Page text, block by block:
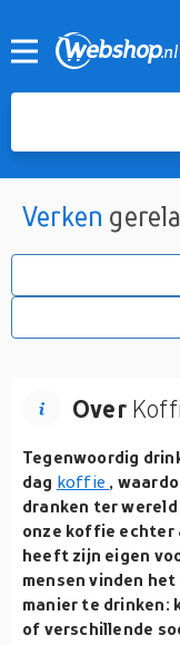
Verken
Over
Tegenwoordig
dag koffie ,
dranken ter
onze koffie echter
heeft zijn eigen
mensen vinden
manier te drinken:
of verschillende